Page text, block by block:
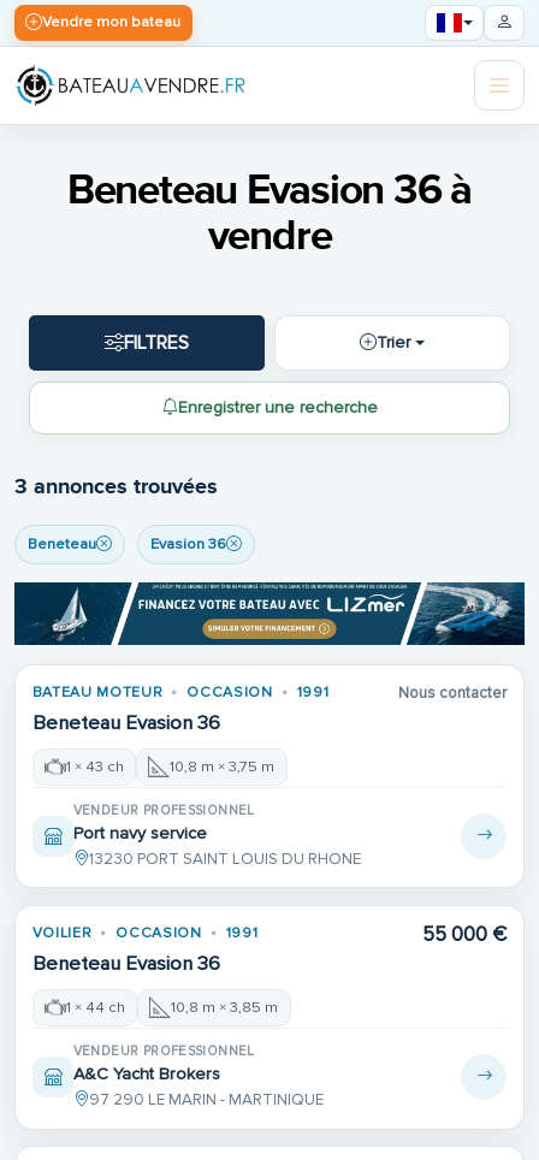
Vendre mon bateau
Beneteau Evasion 36 à
vendre
FILTRES Trier
Enregistrer une recherche
3 annonces trouvées
Beneteau Evasion 36
BATEAU MOTEUR OCCASION 1991
Beneteau Evasion 36
Nous contacter
1 × 43 ch 10,8 m × 3,75 m
VENDEUR PROFESSIONNEL
Port navy service
13230 PORT SAINT LOUIS DU RHONE
VOILIER OCCASION 1991
Beneteau Evasion 36
55 000 €
1 × 44 ch 10,8 m × 3,85 m
VENDEUR PROFESSIONNEL
A&C Yacht Brokers
97 290 LE MARIN - MARTINIQUE